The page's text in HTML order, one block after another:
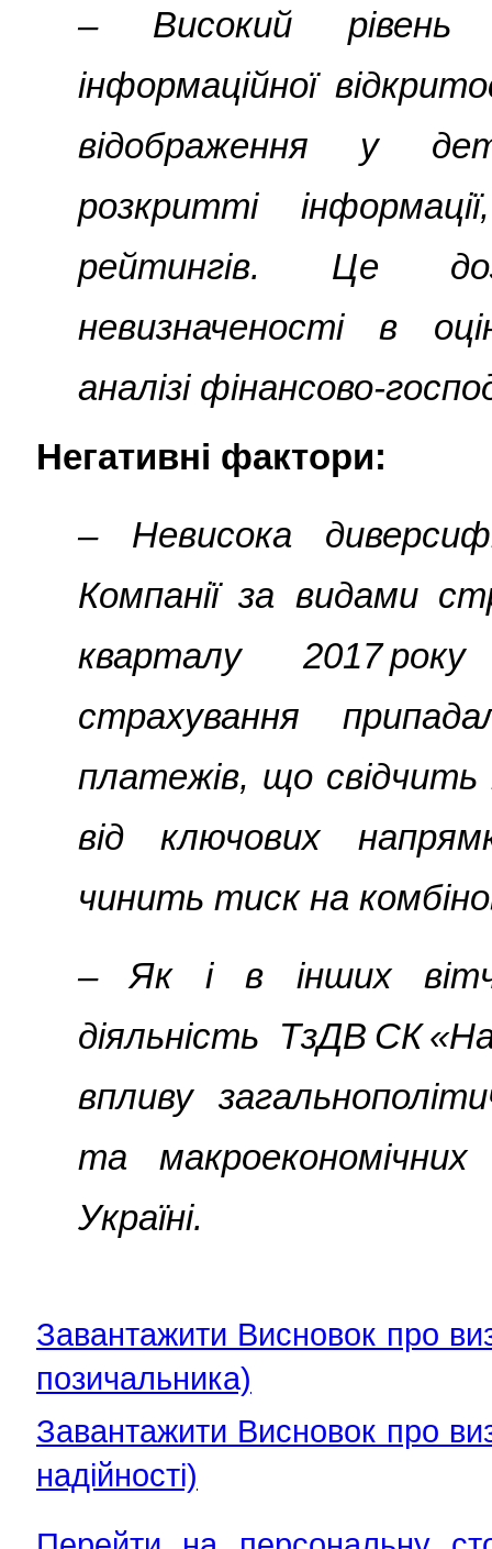
– Високий рівень
інформаційної
відображення у
розкритті
рейтингів. Це
невизначеності в
аналізі фінансово-
Негативні фактори:
– Невисока
Компанії за видами
кварталу 2017
страхування
платежів, що свідчить
від ключових
чинить тиск на
– Як і в інших
діяльність ТзДВ СК
впливу
та
Україні.
Завантажити Висновок про
позичальника)
Завантажити Висновок про
надійності)